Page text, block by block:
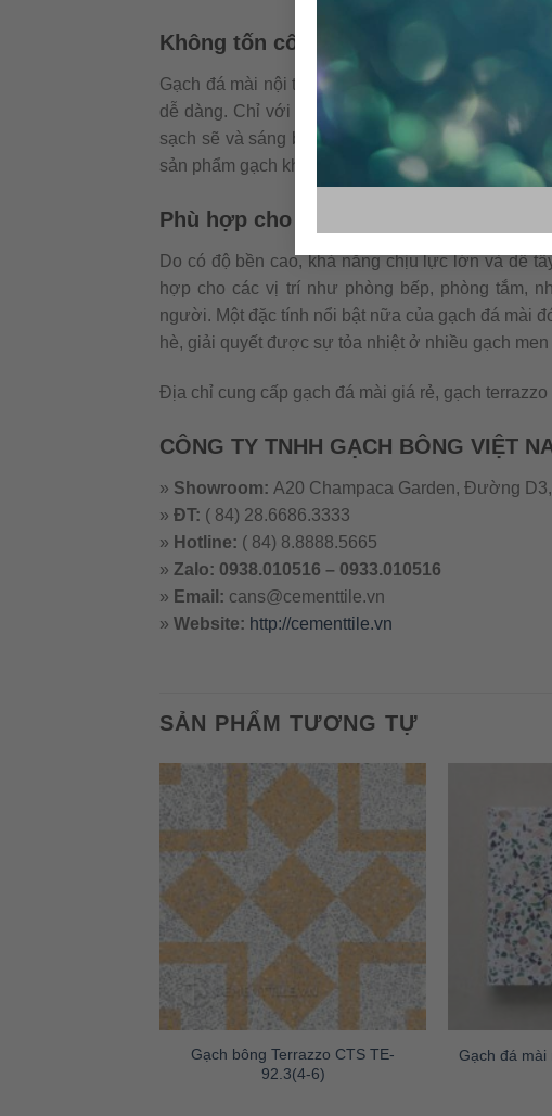
Không tốn công bảo dưỡng
Gạch đá mài nội thất khó bị bám bẩn, nếu bị
dễ dàng. Chỉ với một chút nước tẩy rửa và một ít
sạch sẽ và sáng bóng hơn. Bạn không cần phải
sản phẩm gạch khác.
Phù hợp cho nhiều vị trí trong nhà
Do có độ bền cao, khả năng chịu lực lớn và dễ
hợp cho các vị trí như phòng bếp, phòng tắm,
người. Một đặc tính nổi bật nữa của gạch đá mài
hè, giải quyết được sự tỏa nhiệt ở nhiều gạch
Địa chỉ cung cấp gạch đá mài giá rẻ, gạch
CÔNG TY TNHH GẠCH BÔNG VIỆT
» Showroom: A20 Champaca Garden, Đường
» ĐT: ( 84) 28.6686.3333
» Hotline: ( 84) 8.8888.5665
» Zalo: 0938.010516 – 0933.010516
» Email: cans@cementtile.vn
» Website: http://cementtile.vn
SẢN PHẨM TƯƠNG TỰ
Gạch bông Terrazzo CTS TE-
92.3(4-6)
Gạch đá mài